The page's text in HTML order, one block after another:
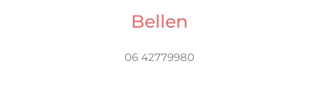
Bellen
06 42779980